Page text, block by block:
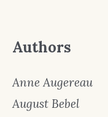
Authors
Anne Augereau
August Bebel